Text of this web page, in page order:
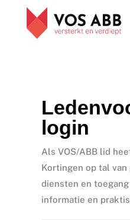
login
Als VOS/ABB lid
Kortingen op tal van
diensten en
informatie en